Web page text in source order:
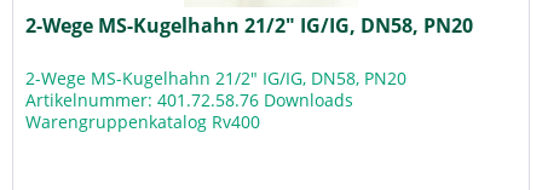
2-Wege MS-Kugelhahn 21/2" IG/IG, DN58, PN20
2-Wege MS-Kugelhahn 21/2" IG/IG, DN58, PN20
Artikelnummer: 401.72.58.76 Downloads
Warengruppenkatalog Rv400